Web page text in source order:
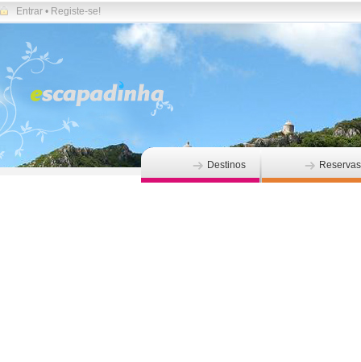
Entrar • Registe-se!
Destinos Reservas